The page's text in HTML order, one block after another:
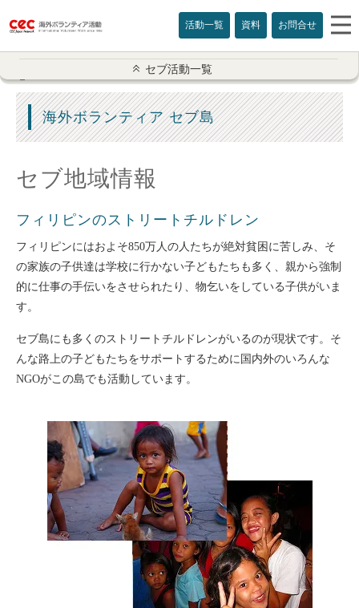
活動一覧 資料 お問合せ
ボランティア概要
説明会のご案内
地域開発活動
ストリート子供
孤児院
高齢者施設
日本語教育
英会話と活動
高校生参加活動
高校生トビタテ
グループ紹介
セブ活動一覧
海外ボランティア セブ島
セブ地域情報
フィリピンのストリートチルドレン
フィリピンにはおよそ850万人の人たちが絶対貧困に苦しみ、そ
の家族の子供達は学校に行かない子どもたちも多く、親から強制
的に仕事の手伝いをさせられたり、物乞いをしている子供がいま
す。
セブ島にも多くのストリートチルドレンがいるのが現状です。そ
んな路上の子どもたちをサポートするために国内外のいろんな
NGOがこの島でも活動しています。